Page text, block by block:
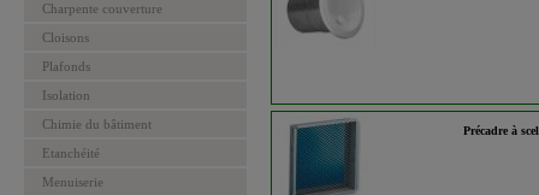
Charpente couverture
Cloisons
Plafonds
Isolation
Chimie du bâtiment
Etanchéité
Menuiserie
Précadre à